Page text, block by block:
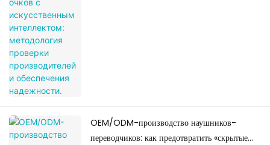
OEM/ODM-производство наушников-
переводчиков: как предотвратить «скрытые